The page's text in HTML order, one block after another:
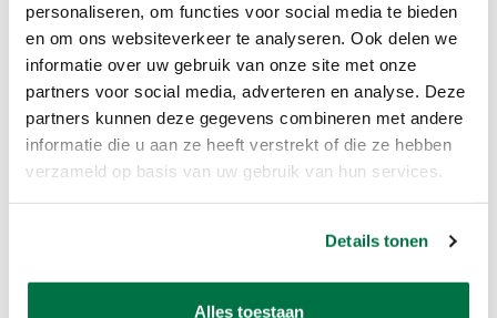
personaliseren, om functies voor social media te bieden
en om ons websiteverkeer te analyseren. Ook delen we
informatie over uw gebruik van onze site met onze
partners voor social media, adverteren en analyse. Deze
partners kunnen deze gegevens combineren met andere
informatie die u aan ze heeft verstrekt of die ze hebben
verzameld op basis van uw gebruik van hun services.
Details tonen
Alles toestaan
Van den Broek Biljarts staat voor kwaliteit, vakmanschap en service.
1332 AZ Almere